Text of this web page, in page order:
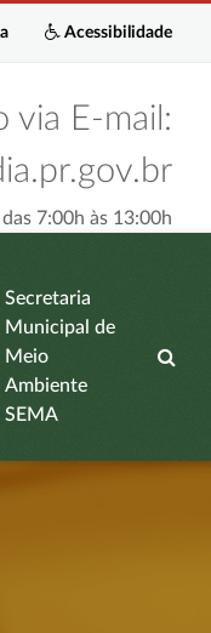
Acessibilidade
E-mail:
7:00h às 13:00h
Secretaria
Municipal de
Meio
Ambiente
SEMA